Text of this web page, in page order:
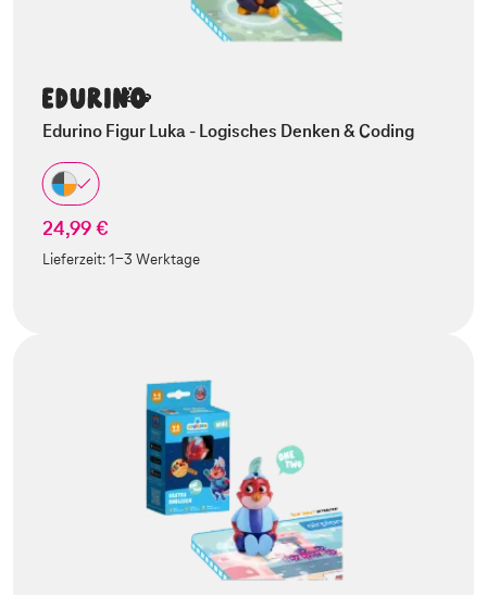
Edurino Figur Luka - Logisches Denken & Coding
24,99 €
Lieferzeit:1-3 Werktage